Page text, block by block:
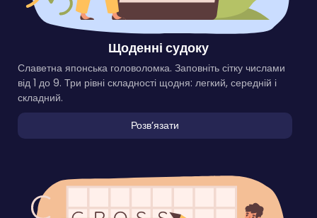
Щоденні судоку
Славетна японська головоломка. Заповніть сітку числами
від 1 до 9. Три рівні складності щодня: легкий, середній і
складний.
Розвʼязати